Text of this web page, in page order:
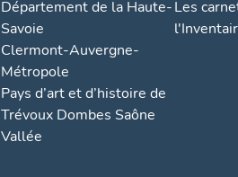
Département de la Haute-
Savoie
Clermont-Auvergne-
Métropole
Pays d’art et d’histoire de
Trévoux Dombes Saône
Vallée
Les